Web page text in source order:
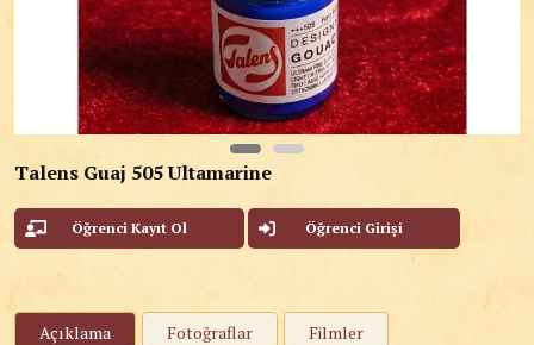
Talens Guaj 505 Ultamarine
Öğrenci Kayıt Ol Öğrenci Girişi
Açıklama Fotoğraflar Filmler